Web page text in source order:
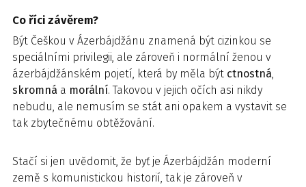
Co říci závěrem?
Být Češkou v Ázerbájdžánu znamená být cizinkou se
speciálními privilegii, ale zároveň i normální ženou v
ázerbájdžánském pojetí, která by měla být ctnostná,
skromná a morální. Takovou v jejich očích asi nikdy
nebudu, ale nemusím se stát ani opakem a vystavit se
tak zbytečnému obtěžování.
Stačí si jen uvědomit, že byť je Ázerbájdžán moderní
země s komunistickou historií, tak je zároveň v